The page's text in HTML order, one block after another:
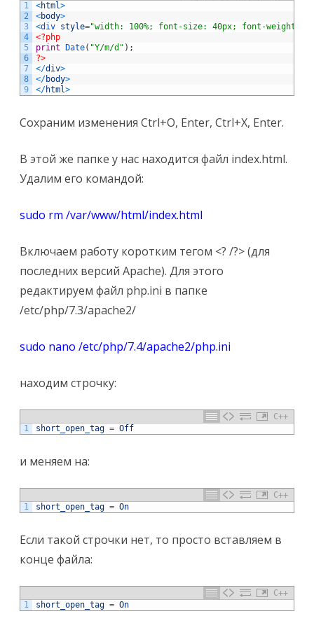
1
2
3
4
5
6
7
8
9
<html>
<body>
<div style="width: 100%; font-size: 40px; font-weight:
<?php
print
Date( "Y/m/d" ) ;
?>
</div>
</body>
</html>
Сохраним изменения Ctrl+O, Enter, Ctrl+X, Enter.
В этой же папке у нас находится файл index.html.
Удалим его командой:
sudo rm /var/www/html/index.html
Включаем работу коротким тегом <? /?> (для
последних версий Apache). Для этого
редактируем файл php.ini в папке
/etc/php/7.3/apache2/
sudo nano /etc/php/7.4/apache2/php.ini
находим строчку:
C++
1
short_open_tag = Off
и меняем на:
C++
1
short_open_tag = On
Если такой строчки нет, то просто вставляем в
конце файла:
C++
1
short_open_tag = On